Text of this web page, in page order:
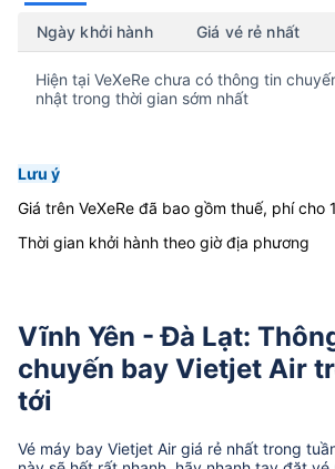
Ngày khởi hành Giá vé rẻ nhất
Hiện tại VeXeRe chưa có thông tin
nhật trong thời gian sớm nhất
Lưu ý
Giá trên VeXeRe đã bao gồm thuế, phí cho
Thời gian khởi hành theo giờ địa phương
Vĩnh Yên - Đà Lạt:
chuyến bay Vietjet Air
tới
Vé máy bay Vietjet Air giá rẻ nhất trong